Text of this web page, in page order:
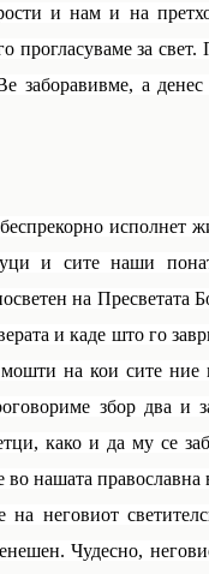
и нам и на
прогласуваме за
заборавивме, а
исполнет
и сите наши
на Пресветата
и каде што го
мошти на кои сите
збор два и
како и да му се
нашата православна
на неговиот
Чудесно,